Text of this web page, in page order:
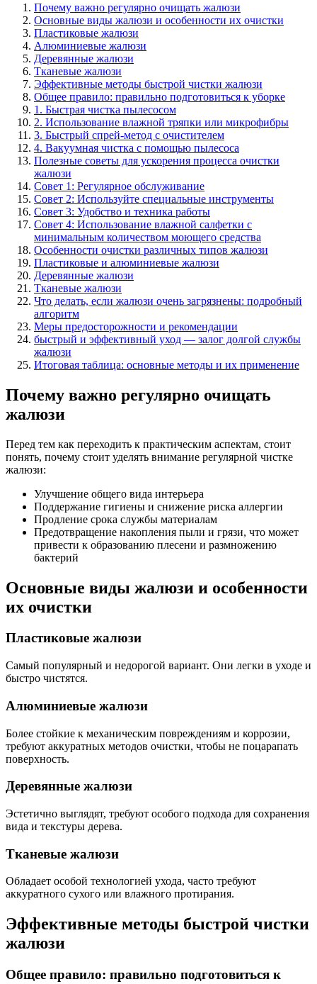
Почему важно регулярно очищать жалюзи
Основные виды жалюзи и особенности их очистки
Пластиковые жалюзи
Алюминиевые жалюзи
Деревянные жалюзи
Тканевые жалюзи
Эффективные методы быстрой чистки жалюзи
Общее правило: правильно подготовиться к уборке
1. Быстрая чистка пылесосом
2. Использование влажной тряпки или микрофибры
3. Быстрый спрей-метод с очистителем
4. Вакуумная чистка с помощью пылесоса
Полезные советы для ускорения процесса очистки
жалюзи
Совет 1: Регулярное обслуживание
Совет 2: Используйте специальные инструменты
Совет 3: Удобство и техника работы
Совет 4: Использование влажной салфетки с
минимальным количеством моющего средства
Особенности очистки различных типов жалюзи
Пластиковые и алюминиевые жалюзи
Деревянные жалюзи
Тканевые жалюзи
Что делать, если жалюзи очень загрязнены: подробный
алгоритм
Меры предосторожности и рекомендации
быстрый и эффективный уход — залог долгой службы
жалюзи
Итоговая таблица: основные методы и их применение
Почему важно регулярно очищать
жалюзи
Перед тем как переходить к практическим аспектам, стоит
понять, почему стоит уделять внимание регулярной чистке
жалюзи:
Улучшение общего вида интерьера
Поддержание гигиены и снижение риска аллергии
Продление срока службы материалам
Предотвращение накопления пыли и грязи, что может
привести к образованию плесени и размножению
бактерий
Основные виды жалюзи и особенности
их очистки
Пластиковые жалюзи
Самый популярный и недорогой вариант. Они легки в уходе и
быстро чистятся.
Алюминиевые жалюзи
Более стойкие к механическим повреждениям и коррозии,
требуют аккуратных методов очистки, чтобы не поцарапать
поверхность.
Деревянные жалюзи
Эстетично выглядят, требуют особого подхода для сохранения
вида и текстуры дерева.
Тканевые жалюзи
Обладает особой технологией ухода, часто требуют
аккуратного сухого или влажного протирания.
Эффективные методы быстрой чистки
жалюзи
Общее правило: правильно подготовиться к